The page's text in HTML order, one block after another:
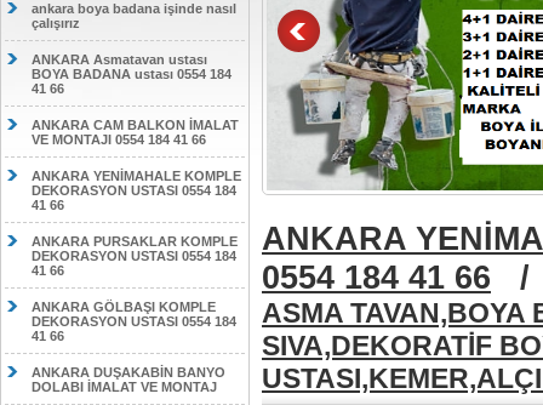
ankara boya badana işinde nasıl
çalışırız
ANKARA Asmatavan ustası
BOYA BADANA ustası 0554 184
41 66
ANKARA CAM BALKON İMALAT
VE MONTAJI 0554 184 41 66
ANKARA YENİMAHALE KOMPLE
DEKORASYON USTASI 0554 184
41 66
ANKARA PURSAKLAR KOMPLE
DEKORASYON USTASI 0554 184
41 66
ANKARA GÖLBAŞI KOMPLE
DEKORASYON USTASI 0554 184
41 66
ANKARA DUŞAKABİN BANYO
DOLABI İMALAT VE MONTAJ
ANKARA
0554 184 41 66
ASMA TAVAN,BOYA
SIVA,DEKORATİF